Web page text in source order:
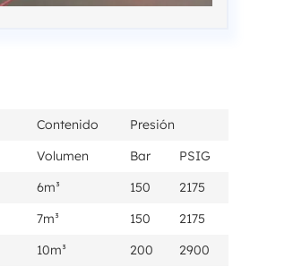
Contenido
Presión
Volumen Bar
PSIG
6m³ 150
2175
7m³ 150
2175
10m³ 200 2900